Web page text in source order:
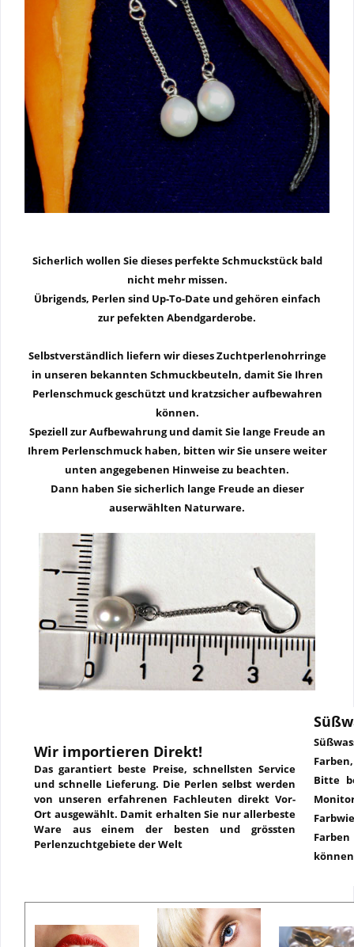
Sicherlich wollen Sie dieses perfekte Schmuckstück bald
nicht mehr missen.
Übrigends, Perlen sind Up-To-Date und gehören einfach
zur pefekten Abendgarderobe.
Selbstverständlich liefern wir dieses Zuchtperlenohrringe
in unseren bekannten Schmuckbeuteln, damit Sie Ihren
Perlenschmuck geschützt und kratzsicher aufbewahren
können.
Speziell zur Aufbewahrung und damit Sie lange Freude an
Ihrem Perlenschmuck haben, bitten wir Sie unsere weiter
unten angegebenen Hinweise zu beachten.
Dann haben Sie sicherlich lange Freude an dieser
auserwählten Naturware.
Wir importieren Direkt!
Das garantiert beste Preise, schnellsten Service
und schnelle Lieferung. Die Perlen selbst werden
von unseren erfahrenen Fachleuten direkt Vor-
Ort ausgewählt. Damit erhalten Sie nur allerbeste
Ware aus einem der besten und grössten
Perlenzuchtgebiete der Welt
Bitte